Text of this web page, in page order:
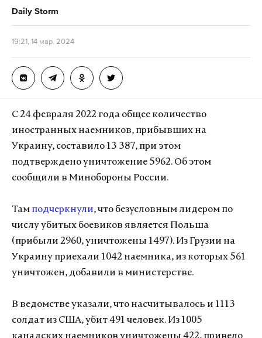
Daily Storm
19:21, 14 мар. 2024
С 24 февраля 2022 года общее количество
иностранных наемников, прибывших на
Украину, составило 13 387, при этом
подтверждено уничтожение 5962. Об этом
сообщили в Минобороны России.
Там подчеркнули, что безусловным лидером по
числу убитых боевиков является Польша
(прибыли 2960, уничтожены 1497). Из Грузии на
Украину приехали 1042 наемника, из которых 561
уничтожен, добавили в министерстве.
В ведомстве указали, что насчитывалось и 1113
солдат из США, убит 491 человек. Из 1005